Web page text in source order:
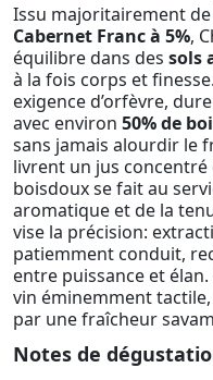
Issu majoritairement de
Cabernet Franc à 5%,
équilibre dans des sols
à la fois corps et
exigence d’orfèvre, dure
avec environ 50% de
sans jamais alourdir le
livrent un jus concentré
boisdoux se fait au
aromatique et de la
vise la précision:
patiemment conduit,
entre puissance et
vin éminemment
par une fraîcheur
Notes de